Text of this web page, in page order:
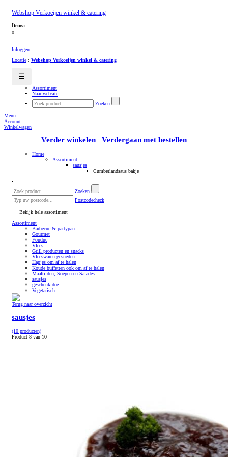
Webshop Verkoeijen winkel & catering
Items:
0
Inloggen
Locatie : Webshop Verkoeijen winkel & catering
☰
Assortiment
Naar website
Zoeken
Menu
Account
Winkelwagen
Verder winkelen Verdergaan met bestellen
Home
Assortiment
sausjes
Cumberlandsaus bakje
Zoeken
Postcodecheck
Bekijk hele assortiment
Assortiment
Barbecue & partypan
Gourmet
Fondue
Vlees
Grill producten en snacks
Vleeswaren gesneden
Hapjes om af te halen
Koude buffetten ook om af te halen
Maaltijden, Soepen en Salades
sausjes
geschenkidee
Vegetarisch
Terug naar overzicht
sausjes
(10 producten)
Product 8 van 10